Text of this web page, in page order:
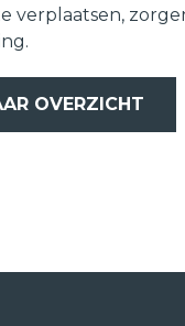
verplaatsen,
OVERZICHT